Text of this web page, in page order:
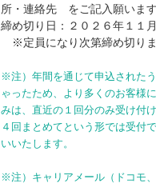
所・連絡先 をご記入願います
締め切り日：２０２６年１
※定員になり次第締め切り
※注）年間を通じて申込された
ゃったため、より多くのお客様
みは、直近の１回分のみ受け付け
４回まとめてという形では受付
いいたします。
※注）キャリアメール（ドコモ